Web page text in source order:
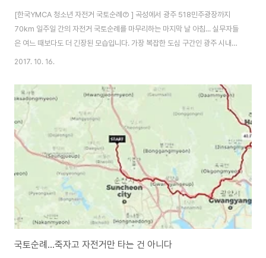
[한국YMCA 청소년 자전거 국토순례⑦ ] 곡성에서 광주 518민주광장까지
70km 일주일 간의 자전거 국토순례를 마무리하는 마지막 날 아침... 실무자들
은 여느 때보다도 더 긴장된 모습입니다. 가장 복잡한 도심 구간인 광주 시내를
통과해야 하는 날이기 때문이지요. 아울러 마지막이라고 방심 하다 안전사고가
도 실무자들의 몫입니다. 2017년 YMCA 청소년 자전거 국토순례 마지막 구
간은 곡성군 가정녹색농촌체험마을을 출발하여 출발하여 광주광역시 518민
주광장까지 달리는 약 70km 구간입니다. 진행팀 실무자들은 아침부터 모여
회의를 합니다. 아이들의 흥분된 마음을 가라앉히고 평상의 긴장을 유지하면서
광주까지 마지막 라이딩을 해내야 ..
2017. 10. 16.
국토순례...죽자고 자전거만 타는 건 아니다